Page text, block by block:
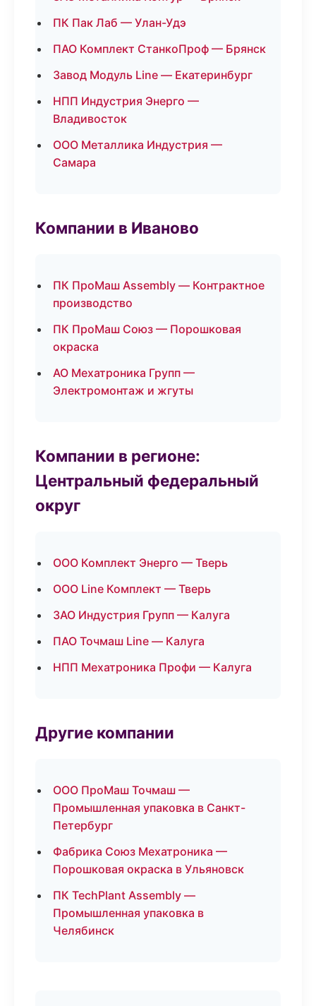
ПК Пак Лаб — Улан-Удэ
ПАО Комплект СтанкоПроф — Брянск
Завод Модуль Line — Екатеринбург
НПП Индустрия Энерго —
Владивосток
ООО Металлика Индустрия —
Самара
Компании в Иваново
ПК ПроМаш Assembly — Контрактное
производство
ПК ПроМаш Союз — Порошковая
окраска
АО Мехатроника Групп —
Электромонтаж и жгуты
Компании в регионе:
Центральный федеральный
округ
ООО Комплект Энерго — Тверь
ООО Line Комплект — Тверь
ЗАО Индустрия Групп — Калуга
ПАО Точмаш Line — Калуга
НПП Мехатроника Профи — Калуга
Другие компании
ООО ПроМаш Точмаш —
Промышленная упаковка в Санкт-
Петербург
Фабрика Союз Мехатроника —
Порошковая окраска в Ульяновск
ПК TechPlant Assembly —
Промышленная упаковка в
Челябинск